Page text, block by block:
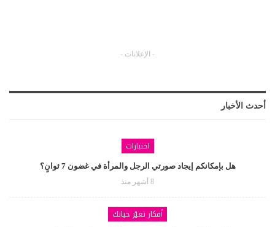
- الإعلانات -
أحدث الأخبار
اختبارات
هل بإمكانكم إيجاد صورتي الرجل والمرأة في غضون 7 ثوانٍ؟
8 أشهر منذ
أفكار تغيّر حياتك